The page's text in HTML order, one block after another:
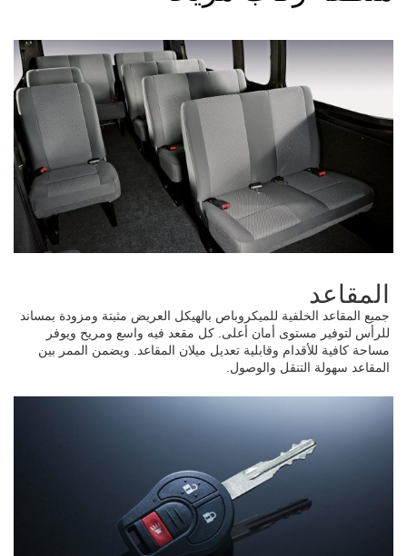
المقاعد
جميع المقاعد الخلفية للميكروباص بالهيكل العريض مثبتة ومزودة بمساند
للرأس لتوفير مستوى أمان أعلى. كل مقعد فيه واسع ومريح ويوفر
مساحة كافية للأقدام وقابلية تعديل ميلان المقاعد. ويضمن الممر بين
المقاعد سهولة التنقل والوصول.